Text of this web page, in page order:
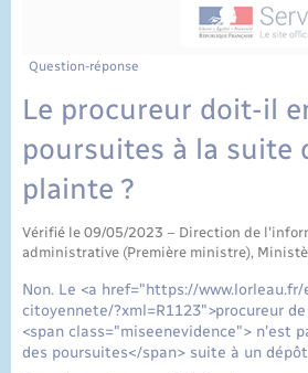
Question-réponse
Le procureur doit-il
poursuites à la suite
plainte ?
Vérifié le 09/05/2023 – Direction de
administrative (Première ministre),
Non. Le <a href="https://
citoyennete/?xml=R1123">procureur
<span class="miseenevidence"> n'est
des poursuites</span> suite à un